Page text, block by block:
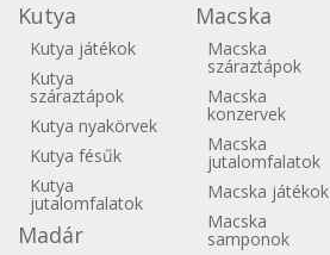
Kutya
Kutya játékok
Kutya
száraztápok
Kutya nyakörvek
Kutya fésűk
Kutya
jutalomfalatok
Madár
Macska
Macska
száraztápok
Macska
konzervek
Macska
jutalomfalatok
Macska játékok
Macska
samponok